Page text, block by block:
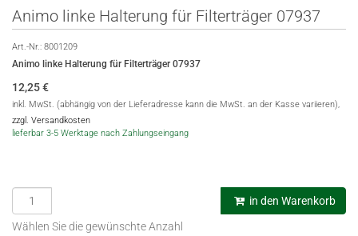
Animo linke Halterung für Filterträger 07937
Art.-Nr.: 8001209
Animo linke Halterung für Filterträger 07937
12,25€
inkl. MwSt. (abhängig von der Lieferadresse kann die MwSt. an der Kasse variieren),
zzgl. Versandkosten
lieferbar 3-5 Werktage nach Zahlungseingang
in den Warenkorb
Wählen Sie die gewünschte Anzahl